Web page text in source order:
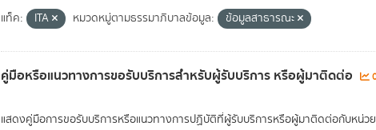
แท็ค: ITA หมวดหมู่ตามธรรมาภิบาลข้อมูล: ข้อมูลสาธารณะ
คู่มือหรือแนวทางการขอรับบริการสำหรับผู้รับบริการ หรือผู้มาติดต่อ
แสดงคู่มือการขอรับบริการหรือแนวทางการปฏิบัติที่ผู้รับบริการหรือผู้มาติดต่อกับหน่ว